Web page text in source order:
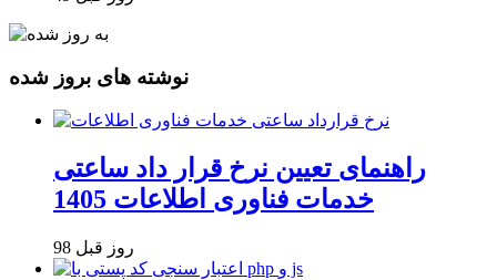
نوشته های بروز شده
راهنمای تعیین نرخ قرار داد ساعتی
خدمات فناوری اطلاعات 1405
98 روز قبل